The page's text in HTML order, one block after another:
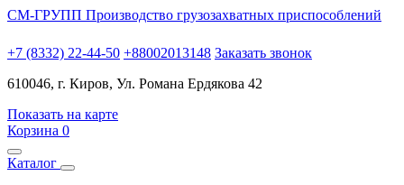
СМ-ГРУПП Производство грузозахватных приспособлений
+7 (8332) 22-44-50 +88002013148 Заказать звонок
610046, г. Киров, Ул. Романа Ердякова 42
Показать на карте
Корзина 0
Каталог